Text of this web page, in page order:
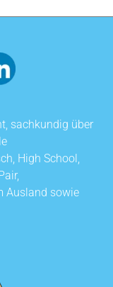
sachkundig über
High School,
Ausland sowie